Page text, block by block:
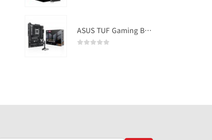
ASUS TUF Gaming B850-PLUS WIFI